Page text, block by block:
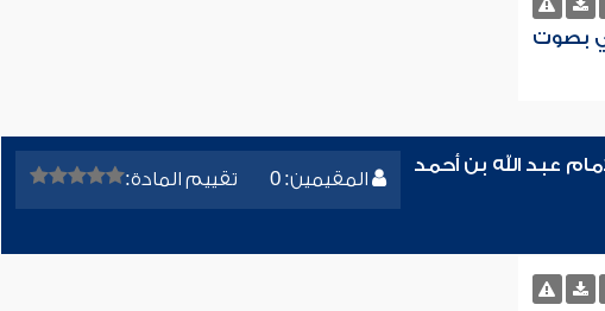
بصوت
المقيمين: 0 تقييم المادة:
عبد الله بن أحمد